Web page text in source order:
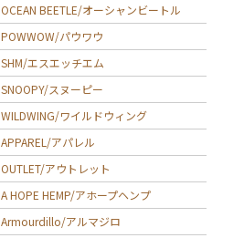
OCEAN BEETLE/オーシャンビートル
POWWOW/パウワウ
SHM/エスエッチエム
SNOOPY/スヌーピー
WILDWING/ワイルドウィング
APPAREL/アパレル
OUTLET/アウトレット
A HOPE HEMP/アホープヘンプ
Armourdillo/アルマジロ